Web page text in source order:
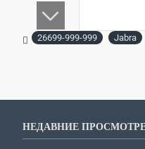
26699-999-999 Jabra
НЕДАВНИЕ